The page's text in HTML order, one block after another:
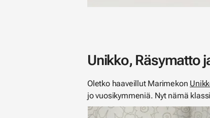
Unikko, Räsymatto
Oletko haaveillut Marimekon
jo vuosikymmeniä. Nyt nämä